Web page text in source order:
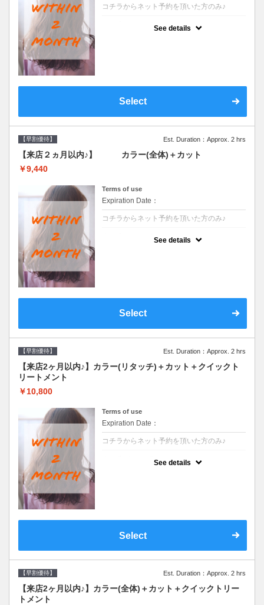
コチラからネット予約を頂いた方のみ♪
See details
Select
【早割優待】 Est. Duration：Approx. 2 hrs
【来店２ヵ月以内♪】 カラー(全体)＋カット
￥9,440
Terms of use
Expiration Date：
コチラからネット予約を頂いた方のみ♪
See details
Select
【早割優待】 Est. Duration：Approx. 2 hrs
【来店2ヶ月以内♪】カラー(リタッチ)＋カット＋クイックト
リートメント
￥10,800
Terms of use
Expiration Date：
コチラからネット予約を頂いた方のみ♪
See details
Select
【早割優待】 Est. Duration：Approx. 2 hrs
【来店2ヶ月以内♪】カラー(全体)＋カット＋クイックトリー
トメント